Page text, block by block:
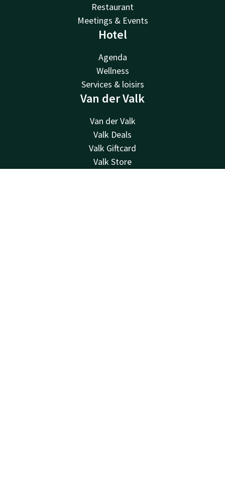
Restaurant
Meetings & Events
Hotel
Agenda
Wellness
Services & loisirs
Van der Valk
Van der Valk
Valk Deals
Valk Giftcard
Valk Store